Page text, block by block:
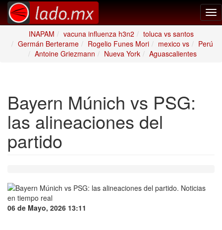
INAPAM
vacuna influenza h3n2
toluca vs santos
Germán Berterame
Rogelio Funes Mori mexico vs
Perú
Antoine Griezmann
Nueva York Aguascalientes
Bayern Múnich vs PSG:
las alineaciones del
partido
06 de Mayo, 2026 13:11